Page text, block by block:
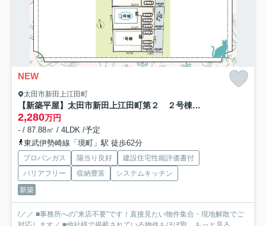
NEW
太田市新田上江田町
【新築平屋】太田市新田上江田町第２ ２号棟(全４棟) クレイドルガーデン 新築建売分譲
2,280万円
- / 87.88㎡ / 4LDK /予定
東武伊勢崎線「境町」駅 徒歩62分
プロパンガス 陽当り良好
建設住宅性能評価書付
バリアフリー
収納豊富
システムキッチン
新築
/／／ ■事務所への”来店不要”です！直接見たい物件集合・現地解散でご